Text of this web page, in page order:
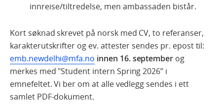
innreise/tiltredelse, men ambassaden bistår.
Kort søknad skrevet på norsk med CV, to referanser,
karakterutskrifter og ev. attester sendes pr. epost til:
emb.newdelhi@mfa.no innen 16. september og
merkes med "Student intern Spring 2026” i
emnefeltet. Vi ber om at alle vedlegg sendes i ett
samlet PDF-dokument.